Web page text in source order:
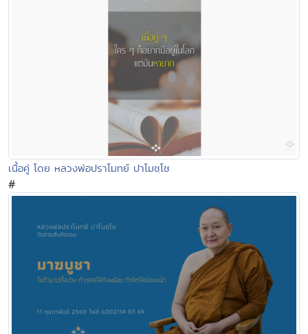
เนื้อคู่ โดย หลวงพ่อปราโมทย์ ปาโมชฺโช
#